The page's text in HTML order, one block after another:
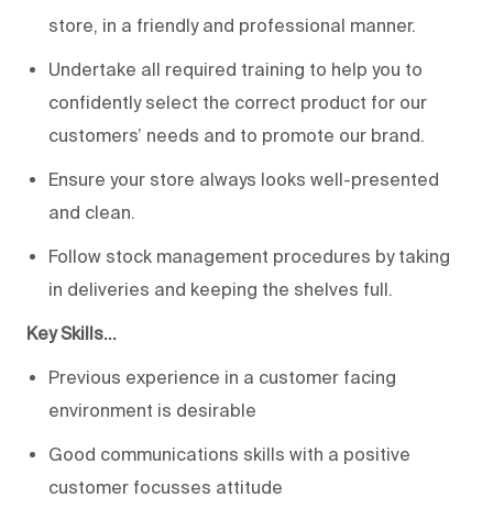
store, in a friendly and professional manner.
Undertake all required training to help you to
confidently select the correct product for our
customers’ needs and to promote our brand.
Ensure your store always looks well-presented
and clean.
Follow stock management procedures by taking
in deliveries and keeping the shelves full.
Key Skills…
Previous experience in a customer facing
environment is desirable
Good communications skills with a positive
customer focusses attitude